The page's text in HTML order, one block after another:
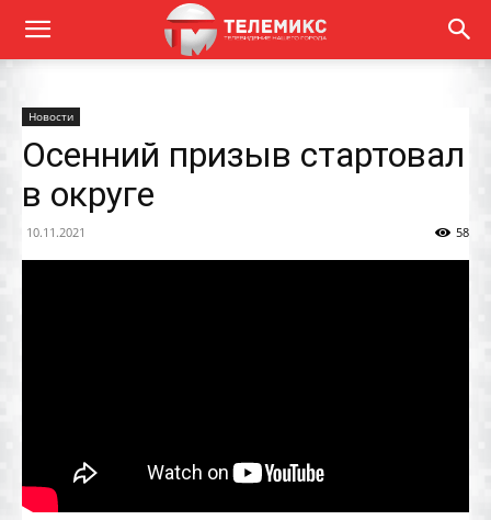
Новости
Осенний призыв стартовал
в округе
10.11.2021 58